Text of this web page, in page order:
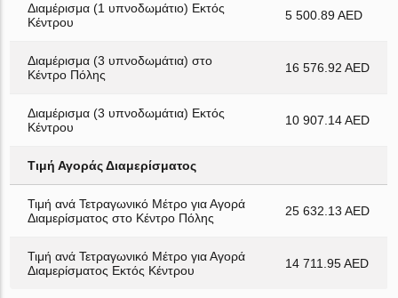
Διαμέρισμα (1 υπνοδωμάτιο) Εκτός
Κέντρου
5 500.89 AED
Διαμέρισμα (3 υπνοδωμάτια) στο
Κέντρο Πόλης
16 576.92 AED
Διαμέρισμα (3 υπνοδωμάτια) Εκτός
Κέντρου
10 907.14 AED
Τιμή Αγοράς Διαμερίσματος
Τιμή ανά Τετραγωνικό Μέτρο για Αγορά
Διαμερίσματος στο Κέντρο Πόλης
25 632.13 AED
Τιμή ανά Τετραγωνικό Μέτρο για Αγορά
Διαμερίσματος Εκτός Κέντρου
14 711.95 AED